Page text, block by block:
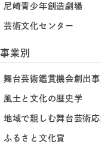
尼崎青少年創造劇場
芸術文化センター
事業別
舞台芸術鑑賞機会創出
風土と文化の歴史学
地域で親しむ舞台芸術
ふるさと文化賞